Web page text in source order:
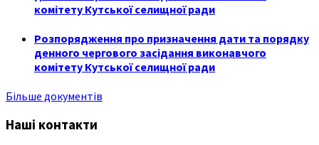
комітету Кутської селищної ради
Розпорядження про призначення дати та порядку
денного чергового засідання виконавчого
комітету Кутської селищної ради
Більше документів
Наші контакти